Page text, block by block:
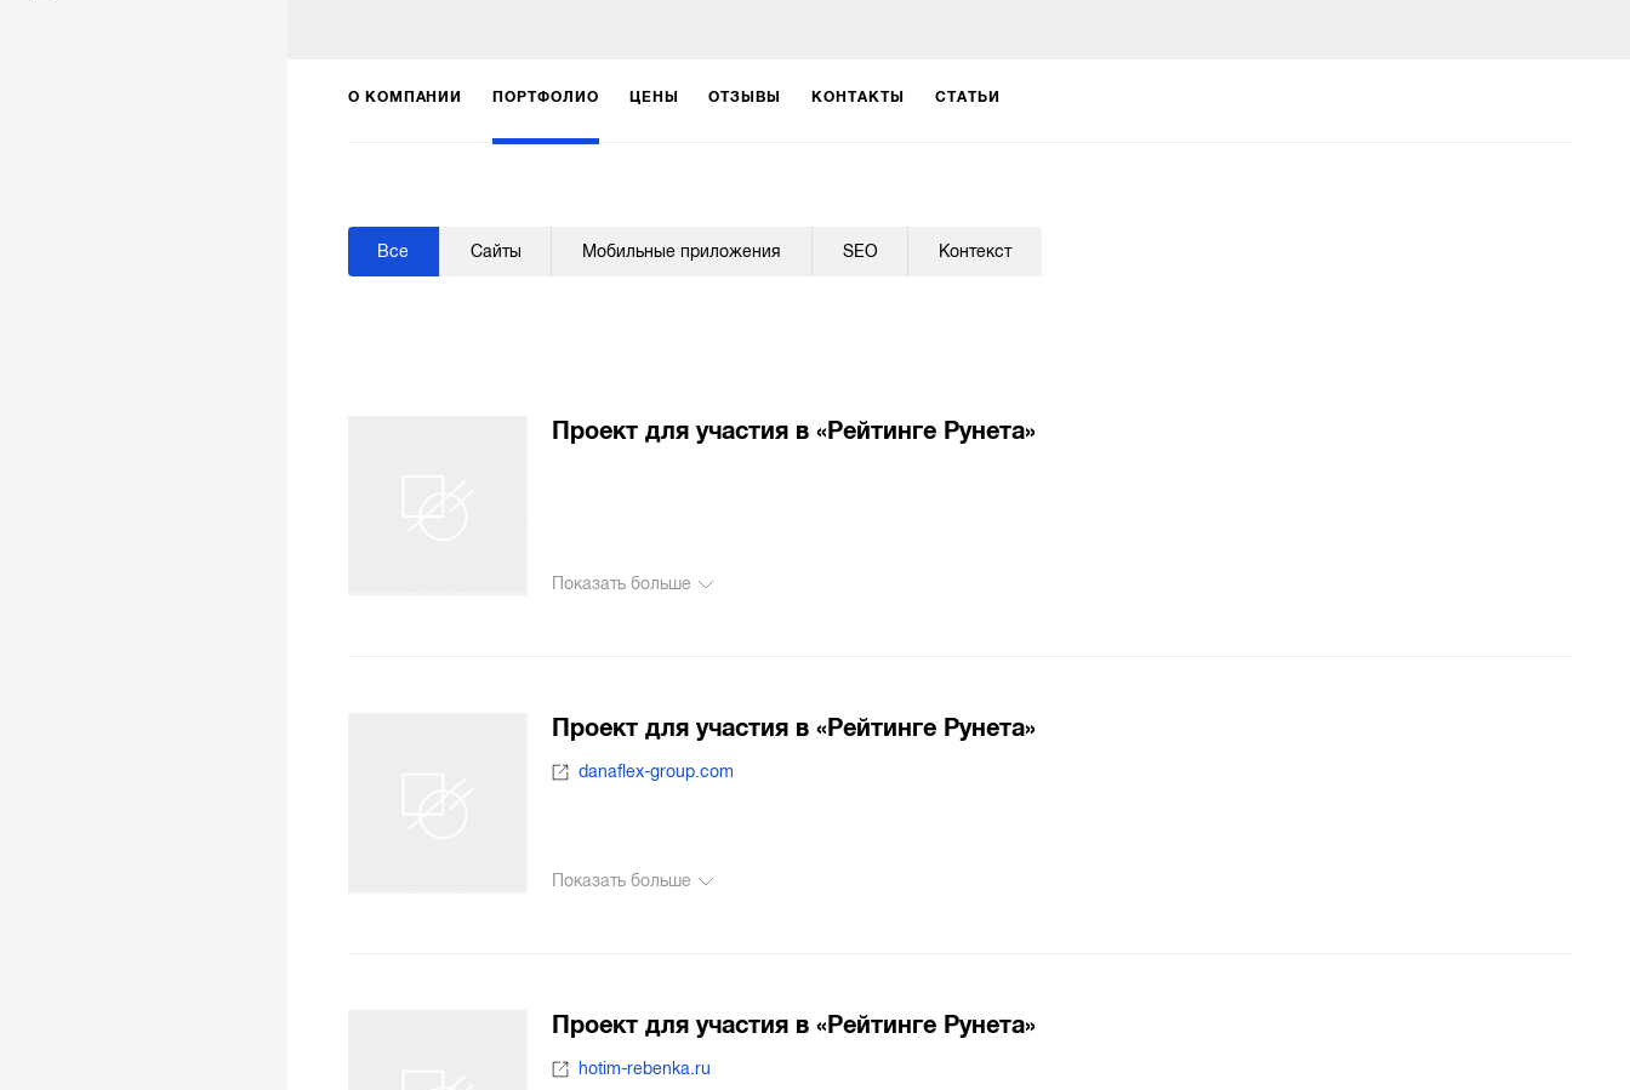
О КОМПАНИИ ПОРТФОЛИО ЦЕНЫ ОТЗЫВЫ КОНТАКТЫ СТАТЬИ
Все Сайты Мобильные приложения SEO Контекст
Проект для участия в «Рейтинге Рунета»
Показать больше
Проект для участия в «Рейтинге Рунета»
danaflex-group.com
Показать больше
Проект для участия в «Рейтинге Рунета»
hotim-rebenka.ru